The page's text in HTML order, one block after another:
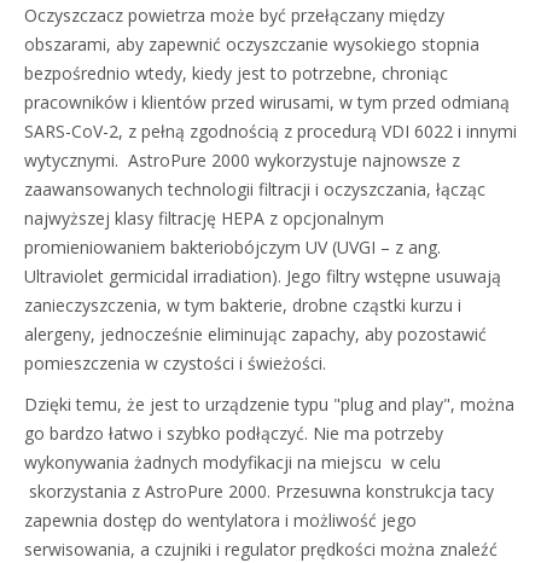
Oczyszczacz powietrza może być przełączany między
obszarami, aby zapewnić oczyszczanie wysokiego stopnia
bezpośrednio wtedy, kiedy jest to potrzebne, chroniąc
pracowników i klientów przed wirusami, w tym przed odmianą
SARS-CoV-2, z pełną zgodnością z procedurą VDI 6022 i innymi
wytycznymi. AstroPure 2000 wykorzystuje najnowsze z
zaawansowanych technologii filtracji i oczyszczania, łącząc
najwyższej klasy filtrację HEPA z opcjonalnym
promieniowaniem bakteriobójczym UV (UVGI – z ang.
Ultraviolet germicidal irradiation). Jego filtry wstępne usuwają
zanieczyszczenia, w tym bakterie, drobne cząstki kurzu i
alergeny, jednocześnie eliminując zapachy, aby pozostawić
pomieszczenia w czystości i świeżości.
Dzięki temu, że jest to urządzenie typu "plug and play", można
go bardzo łatwo i szybko podłączyć. Nie ma potrzeby
wykonywania żadnych modyfikacji na miejscu w celu
skorzystania z AstroPure 2000. Przesuwna konstrukcja tacy
zapewnia dostęp do wentylatora i możliwość jego
serwisowania, a czujniki i regulator prędkości można znaleźć